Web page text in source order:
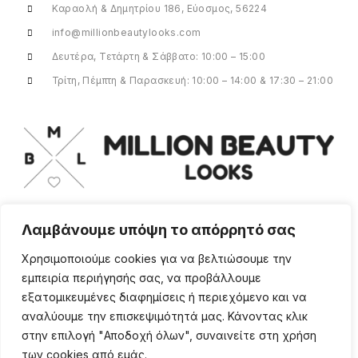
Λαμβάνουμε υπόψη το απόρρητό σας
Χρησιμοποιούμε cookies για να βελτιώσουμε την
εμπειρία περιήγησής σας, να προβάλλουμε
εξατομικευμένες διαφημίσεις ή περιεχόμενο και να
αναλύουμε την επισκεψιμότητά μας. Κάνοντας κλικ
στην επιλογή "Αποδοχή όλων", συναινείτε στη χρήση
των cookies από εμάς.
Καραολή & Δημητρίου 186, Εύοσμος, 56224
info@millionbeautylooks.com
Δευτέρα, Τετάρτη & Σάββατο: 10:00 – 15:00
Τρίτη, Πέμπτη & Παρασκευή: 10:00 – 14:00 & 17:30 – 21:00
Για οποιαδήποτε ερώτηση ή πληροφορία,
υποστηρίξει. Θα χαρούμε να σας
βοηθήσουμε.
ΠΕΡΙΣΣΌΤΕΡΑ